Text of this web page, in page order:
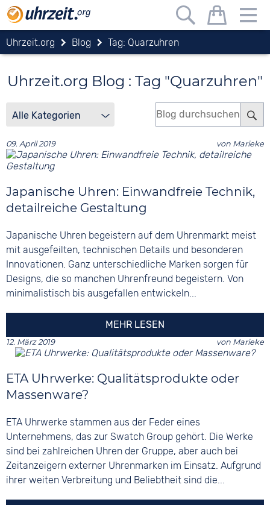
Uhrzeit.org Blog Tag: Quarzuhren
Uhrzeit.org Blog : Tag "Quarzuhren"
09. April 2019 von Marieke
Japanische Uhren: Einwandfreie Technik,
detailreiche Gestaltung
Japanische Uhren begeistern auf dem Uhrenmarkt meist
mit ausgefeilten, technischen Details und besonderen
Innovationen. Ganz unterschiedliche Marken sorgen für
Designs, die so manchen Uhrenfreund begeistern. Von
minimalistisch bis ausgefallen entwickeln...
MEHR LESEN
12. März 2019 von Marieke
ETA Uhrwerke: Qualitätsprodukte oder
Massenware?
ETA Uhrwerke stammen aus der Feder eines
Unternehmens, das zur Swatch Group gehört. Die Werke
sind bei zahlreichen Uhren der Gruppe, aber auch bei
Zeitanzeigern externer Uhrenmarken im Einsatz. Aufgrund
ihrer weiten Verbreitung und Beliebtheit sind die...